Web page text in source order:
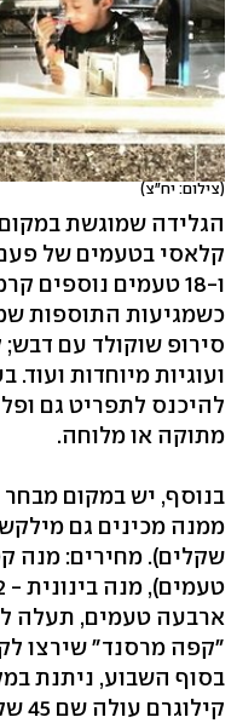
(צילום: יח"צ)
הגלידה שמוגשת
קלאסי בטעמים של
ו-18 טעמים נוספים
כשמגיעות התוספות
סירופ שוקולד עם דבש;
ועוגיות מיוחדות
להיכנס לתפריט גם
מתוקה או מלוחה.
בנוסף, יש במקום מבחר
"קפה מרסנד" שירצו
קילוגרם עולה שם 45 שקלים, וקילוגרם - 88 שקלים).